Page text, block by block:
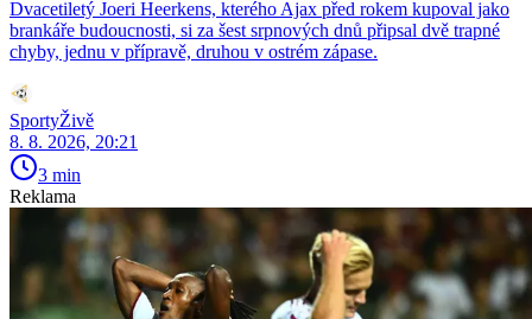
Dvacetiletý Joeri Heerkens, kterého Ajax před rokem kupoval jako
brankáře budoucnosti, si za šest srpnových dnů připsal dvě trapné
chyby, jednu v přípravě, druhou v ostrém zápase.
SportyŽivě
8. 8. 2026, 20:21
3 min
Reklama